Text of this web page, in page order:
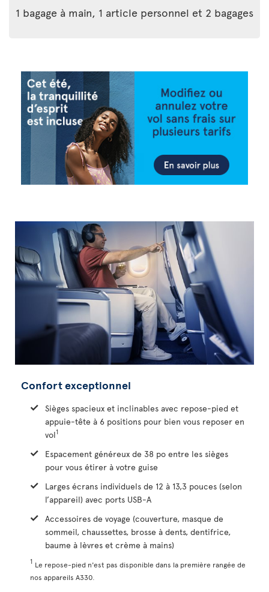
1 bagage à main, 1 article personnel et 2 bagages
Confort exceptionnel
Sièges spacieux et inclinables avec repose-pied et
appuie-tête à 6 positions pour bien vous reposer en
vol1
Espacement généreux de 38 po entre les sièges
pour vous étirer à votre guise
Larges écrans individuels de 12 à 13,3 pouces (selon
l’appareil) avec ports USB-A
Accessoires de voyage (couverture, masque de
sommeil, chaussettes, brosse à dents, dentifrice,
baume à lèvres et crème à mains)
1 Le repose-pied n'est pas disponible dans la première rangée de
nos appareils A330.